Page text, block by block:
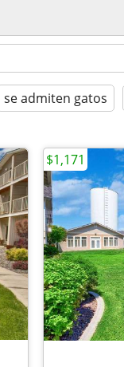
se admiten gatos
$1,171